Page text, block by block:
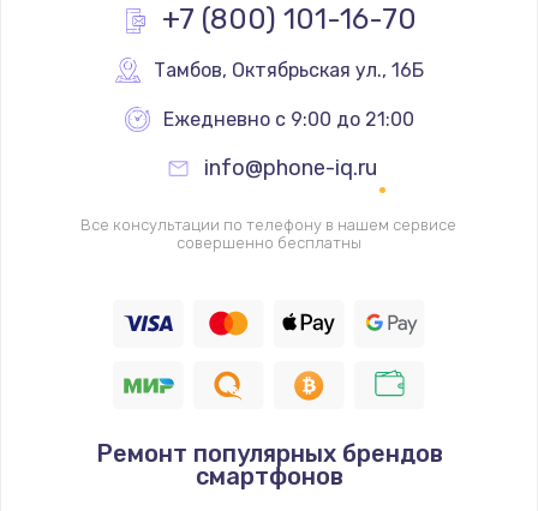
390 руб.
Заказать
Замена передней камеры
Заказать
Замена микросхемы
690 руб.
Заказать
Замена кнопок громкости
490 руб.
+7 (800) 101-16-70
Тамбов, Октябрьская ул., 16Б
Ежедневно с 9:00 до 21:00
info@phone-iq.ru
Все консультации по телефону в нашем сервисе
совершенно бесплатны
Ремонт популярных брендов
смартфонов